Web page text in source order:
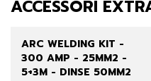
ACCESSORI
ARC WELDING KIT -
300 AMP - 25MM2 -
5+3M - DINSE 50MM2